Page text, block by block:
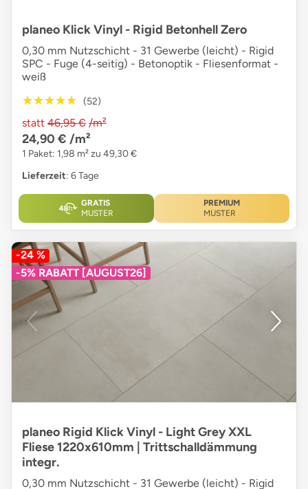
planeo Klick Vinyl - Rigid Betonhell Zero
0,30 mm Nutzschicht - 31 Gewerbe (leicht) - Rigid
SPC - Fuge (4-seitig) - Betonoptik - Fliesenformat -
weiß
★★★★★
★★★★★ (52)
statt 46,95 € /m²
24,90 € /m²
1 Paket: 1,98 m² zu 49,30 €
Lieferzeit: 6 Tage
GRATIS
MUSTER
PREMIUM
MUSTER
-24 %
-5% RABATT [AUGUST26]
planeo Rigid Klick Vinyl - Light Grey XXL
Fliese 1220x610mm | Trittschalldämmung
integr.
0,30 mm Nutzschicht - 31 Gewerbe (leicht) - Rigid